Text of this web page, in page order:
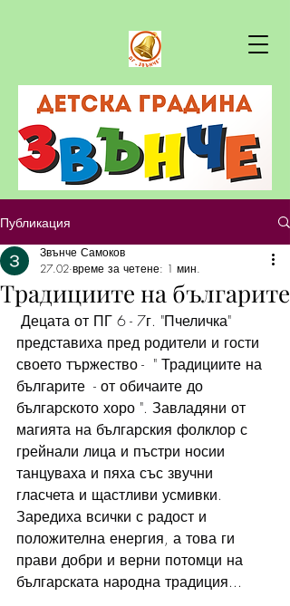
Публикация
Традициите на българите
Звънче Самоков
27.02 време за четене: 1 мин.
представиха пред родители и гости
своето тържество -  " Традициите на
българите  - от обичаите до
българското хоро ". Завладяни от
магията на българския фолклор с
грейнали лица и пъстри носии
танцуваха и пяха със звучни
гласчета и щастливи усмивки.
Заредиха всички с радост и
положителна енергия, а това ги
прави добри и верни потомци на
българската народна традиция...